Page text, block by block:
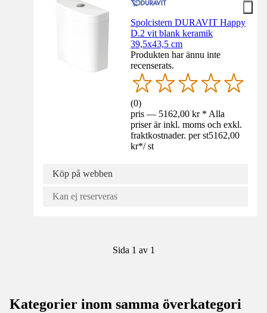
Spolcistern DURAVIT Happy
D.2 vit blank keramik
39,5x43,5 cm
Produkten har ännu inte
recenserats.
(0)
pris — 5162,00 kr * Alla
priser är inkl. moms och exkl.
fraktkostnader. per st5162,00
kr*/ st
Köp på webben
Kan ej reserveras
Sida 1 av 1
Kategorier inom samma överkategori